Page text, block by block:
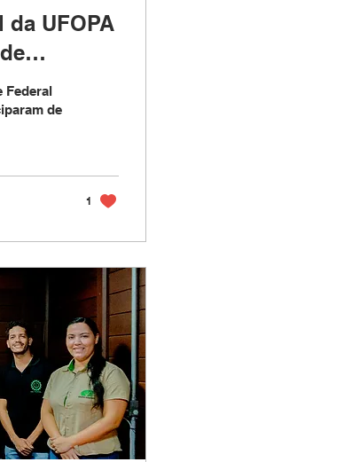
UFOPA
Federal
de
1